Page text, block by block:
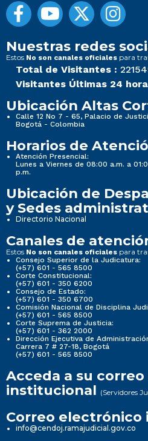
Nuestras redes
Estos No son canales oficiales para
Total de Visitantes :
Visitantes Últimas 24
Ubicación Altas
Calle 12 No 7 - 65, Palacio de
Bogotá - Colombia
Horarios de
Atención Presencial:
Lunes a Viernes de 08:00 a.m. a
p.m.
Ubicación de
y Sedes
Directorio Nacional
Canales de
Estos No son canales oficiales para
Consejo Superior de la Judicatura:
(+57) 601 - 565 8500
Corte Constitucional:
(+57) 601 - 350 6200
Consejo de Estado:
(+57) 601 - 350 6700
Comisión Nacional de Disciplina
(+57) 601 - 565 8500
Corte Suprema de Justicia:
(+57) 601 - 362 2000
Dirección Ejecutiva de
Carrera 7 # 27-18, Bogotá
(+57) 601 - 565 8500
Acceda a su
institucional (Servidores
Correo
info@cendoj.ramajudicial.gov.co